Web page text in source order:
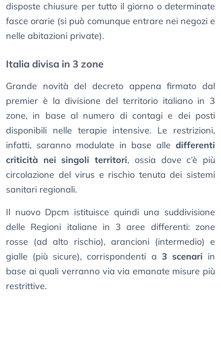
disposte chiusure per tutto il giorno o determinate
fasce orarie (si può comunque entrare nei negozi e
nelle abitazioni private).
Italia divisa in 3 zone
Grande novità del decreto appena firmato dal
premier è la divisione del territorio italiano in 3
zone, in base al numero di contagi e dei posti
disponibili nelle terapie intensive. Le restrizioni,
infatti, saranno modulate in base alle differenti
criticità nei singoli territori, ossia dove c’è più
circolazione del virus e rischio tenuta dei sistemi
sanitari regionali.
Il nuovo Dpcm istituisce quindi una suddivisione
delle Regioni italiane in 3 aree differenti: zone
rosse (ad alto rischio), arancioni (intermedio) e
gialle (più sicure), corrispondenti a 3 scenari in
base ai quali verranno via via emanate misure più
restrittive.